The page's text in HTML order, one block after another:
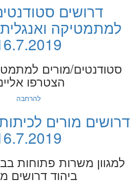
דרושים
למתמטיקה
סטודנטים/מורים
הצטרפו
להרחבה
דרושים מורים
למגוון משרות פתוחות
ביהוד דרושים